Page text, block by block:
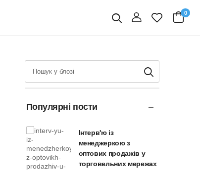
Пошуквхід
0
Популярні пости
Інтерв'ю із
менеджеркою з
оптових продажів у
торговельних мережах